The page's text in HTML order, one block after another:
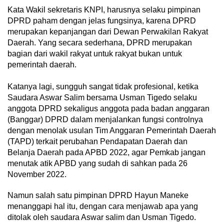
Kata Wakil sekretaris KNPI, harusnya selaku pimpinan
DPRD paham dengan jelas fungsinya, karena DPRD
merupakan kepanjangan dari Dewan Perwakilan Rakyat
Daerah. Yang secara sederhana, DPRD merupakan
bagian dari wakil rakyat untuk rakyat bukan untuk
pemerintah daerah.
Katanya lagi, sungguh sangat tidak profesional, ketika
Saudara Aswar Salim bersama Usman Tigedo selaku
anggota DPRD sekaligus anggota pada badan anggaran
(Banggar) DPRD dalam menjalankan fungsi controlnya
dengan menolak usulan Tim Anggaran Pemerintah Daerah
(TAPD) terkait perubahan Pendapatan Daerah dan
Belanja Daerah pada APBD 2022, agar Pemkab jangan
menutak atik APBD yang sudah di sahkan pada 26
November 2022.
Namun salah satu pimpinan DPRD Hayun Maneke
menanggapi hal itu, dengan cara menjawab apa yang
ditolak oleh saudara Aswar salim dan Usman Tigedo.